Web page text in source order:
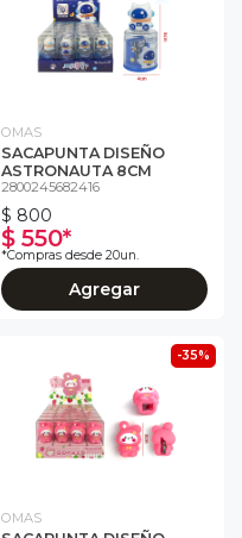
OMAS
SACAPUNTA DISEÑO
ASTRONAUTA 8CM
2800245682416
$ 800
$ 550*
*Compras desde 20un.
Agregar
-35%
OMAS